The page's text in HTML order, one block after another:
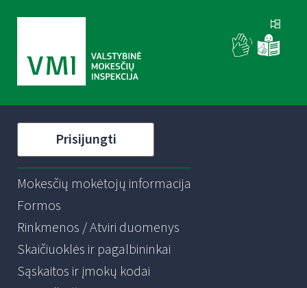
Prisijungti
Mokesčių mokėtojų informacija
Formos
Rinkmenos / Atviri duomenys
Skaičiuoklės ir pagalbininkai
Sąskaitos ir įmokų kodai